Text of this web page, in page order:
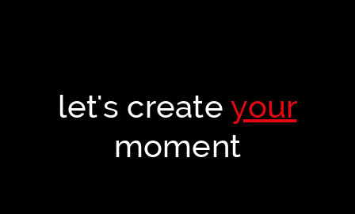
let's createyour
moment